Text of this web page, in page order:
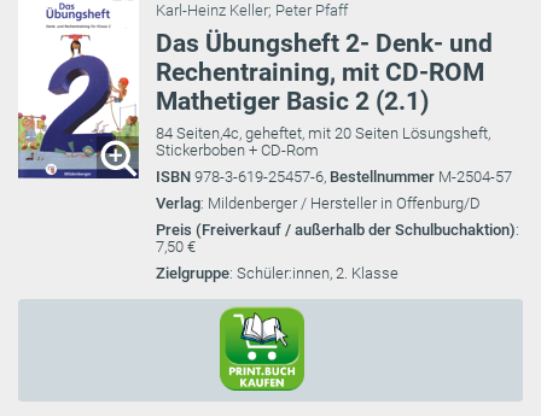
Karl-Heinz Keller; Peter Pfaff
Das Übungsheft 2- Denk- und
Rechentraining, mit CD-ROM
Mathetiger Basic 2 (2.1)
84 Seiten,4c, geheftet, mit 20 Seiten Lösungsheft,
Stickerboben + CD-Rom
ISBN 978-3-619-25457-6, Bestellnummer M-2504-57
Verlag: Mildenberger / Hersteller in Offenburg/D
Preis (Freiverkauf / außerhalb der Schulbuchaktion):
7,50 €
Zielgruppe: Schüler:innen, 2. Klasse